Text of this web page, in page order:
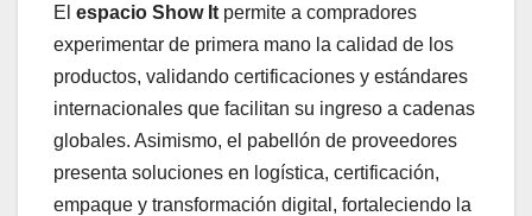
El espacio Show It permite a compradores
experimentar de primera mano la calidad de los
productos, validando certificaciones y estándares
internacionales que facilitan su ingreso a cadenas
globales. Asimismo, el pabellón de proveedores
presenta soluciones en logística, certificación,
empaque y transformación digital, fortaleciendo la